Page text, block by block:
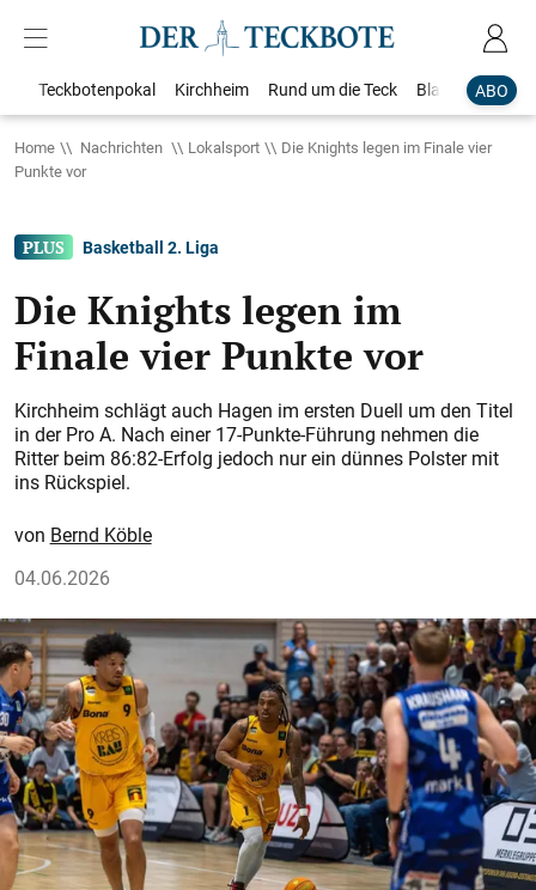
ABO
Teckbotenpokal Kirchheim Rund um die Teck Blaulicht
Home Nachrichten Lokalsport
Die Knights legen im Finale vier
Punkte vor
Basketball 2. Liga
Die Knights legen im
Finale vier Punkte vor
Kirchheim schlägt auch Hagen im ersten Duell um den Titel
in der Pro A. Nach einer 17-Punkte-Führung nehmen die
Ritter beim 86:82-Erfolg jedoch nur ein dünnes Polster mit
ins Rückspiel.
Bernd Köble
04.06.2026